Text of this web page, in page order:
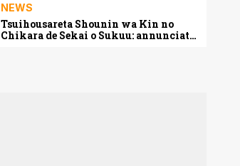
NEWS
Tsuihousareta Shounin wa Kin no
Chikara de Sekai o Sukuu: annunciato